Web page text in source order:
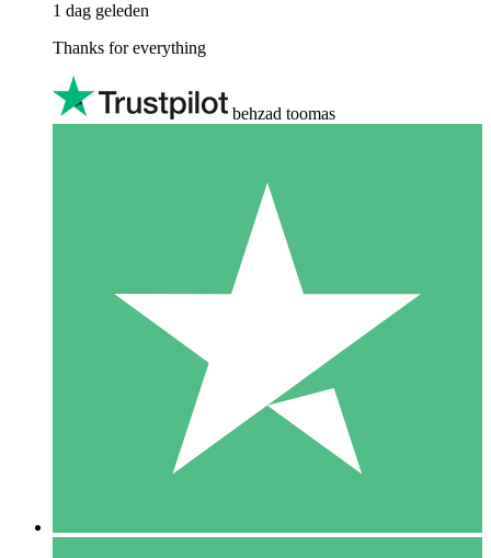
1 dag geleden
Thanks for everything
behzad toomas